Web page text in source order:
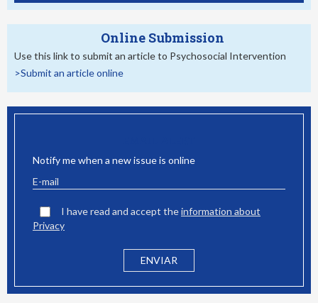
Online Submission
Use this link to submit an article to Psychosocial Intervention
>Submit an article online
Notify me when a new issue is online
I have read and accept theinformation about
Privacy